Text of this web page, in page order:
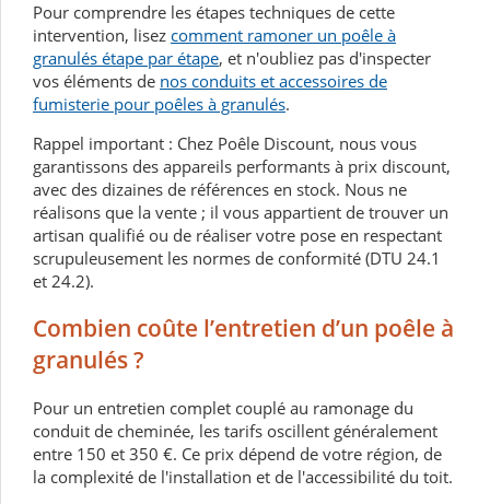
Pour comprendre les étapes techniques de cette
intervention, lisez comment ramoner un poêle à
granulés étape par étape, et n'oubliez pas d'inspecter
vos éléments de nos conduits et accessoires de
fumisterie pour poêles à granulés.
Rappel important : Chez Poêle Discount, nous vous
garantissons des appareils performants à prix discount,
avec des dizaines de références en stock. Nous ne
réalisons que la vente ; il vous appartient de trouver un
artisan qualifié ou de réaliser votre pose en respectant
scrupuleusement les normes de conformité (DTU 24.1
et 24.2).
Combien coûte l’entretien d’un poêle à
granulés ?
Pour un entretien complet couplé au ramonage du
conduit de cheminée, les tarifs oscillent généralement
entre 150 et 350 €. Ce prix dépend de votre région, de
la complexité de l'installation et de l'accessibilité du toit.